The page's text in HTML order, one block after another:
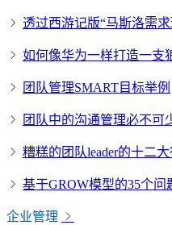
透过西游记版“马斯洛需
如何像华为一样打造一支
团队管理SMART目标举例
团队中的沟通管理必不可
糟糕的团队leader的十二
基于GROW模型的35个问
企业管理